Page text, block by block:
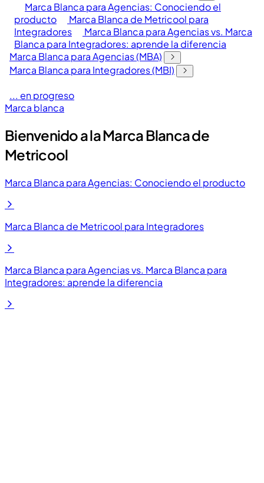
Marca Blanca para Agencias: Conociendo el
producto
Marca Blanca de Metricool para
Integradores
Marca Blanca para Agencias vs. Marca
Blanca para Integradores: aprende la diferencia
Marca Blanca para Agencias (MBA)
Marca Blanca para Integradores (MBI)
... en progreso
Marca blanca
Bienvenido a la Marca Blanca de
Metricool
Marca Blanca para Agencias: Conociendo el producto
Marca Blanca de Metricool para Integradores
Marca Blanca para Agencias vs. Marca Blanca para
Integradores: aprende la diferencia